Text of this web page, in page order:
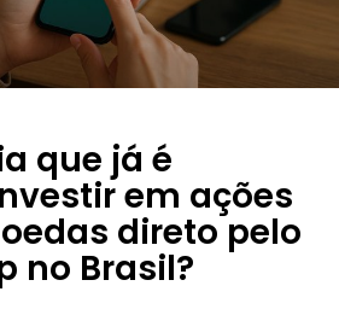
que já é
em ações
direto pelo
no Brasil?